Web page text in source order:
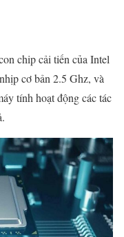
chip cải tiến của Intel
cơ bản 2.5 Ghz, và
tính hoạt động các tác